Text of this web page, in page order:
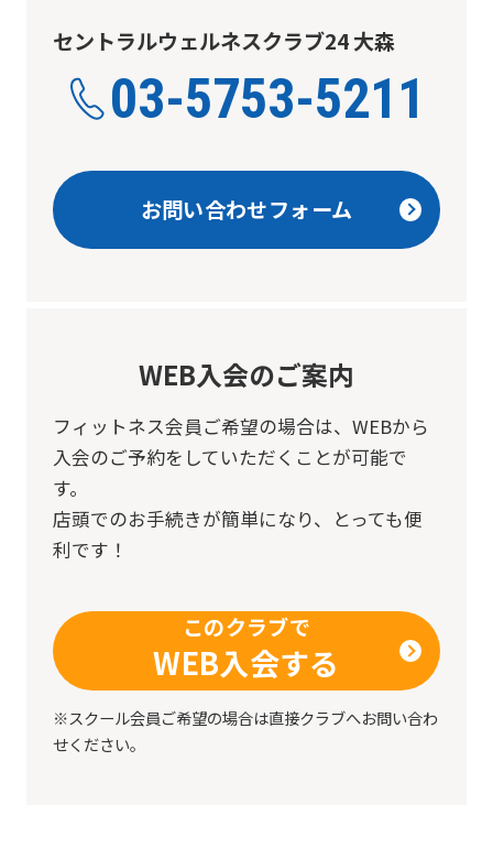
セントラルウェルネスクラブ24 大森
03-5753-5211
お問い合わせフォーム
WEB入会のご案内
フィットネス会員ご希望の場合は、 WEBから
入会のご予約をしていただくことが可能で
す。
店頭でのお手続きが簡単になり、とっても便
利です！
このクラブで
WEB入会する
※スクール会員ご希望の場合は直接クラブへお問い合わ
せください。
may
not
be
translation.
The
differ
from
the
original
content.
We
that
you
fully
understand